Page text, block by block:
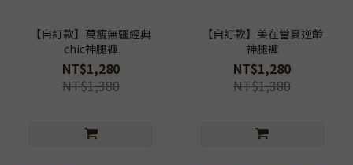
【自訂款】萬瘦無疆經典
chic神腿褲
NT$1,280
NT$1,380
【自訂款】美在當夏逆齡
神腿褲
NT$1,280
NT$1,380